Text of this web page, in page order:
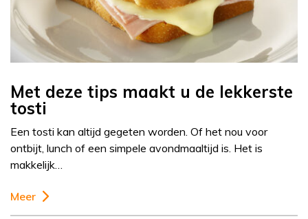
Met deze tips maakt u de lekkerste
tosti
Een tosti kan altijd gegeten worden. Of het nou voor
ontbijt, lunch of een simpele avondmaaltijd is. Het is
makkelijk…
Meer